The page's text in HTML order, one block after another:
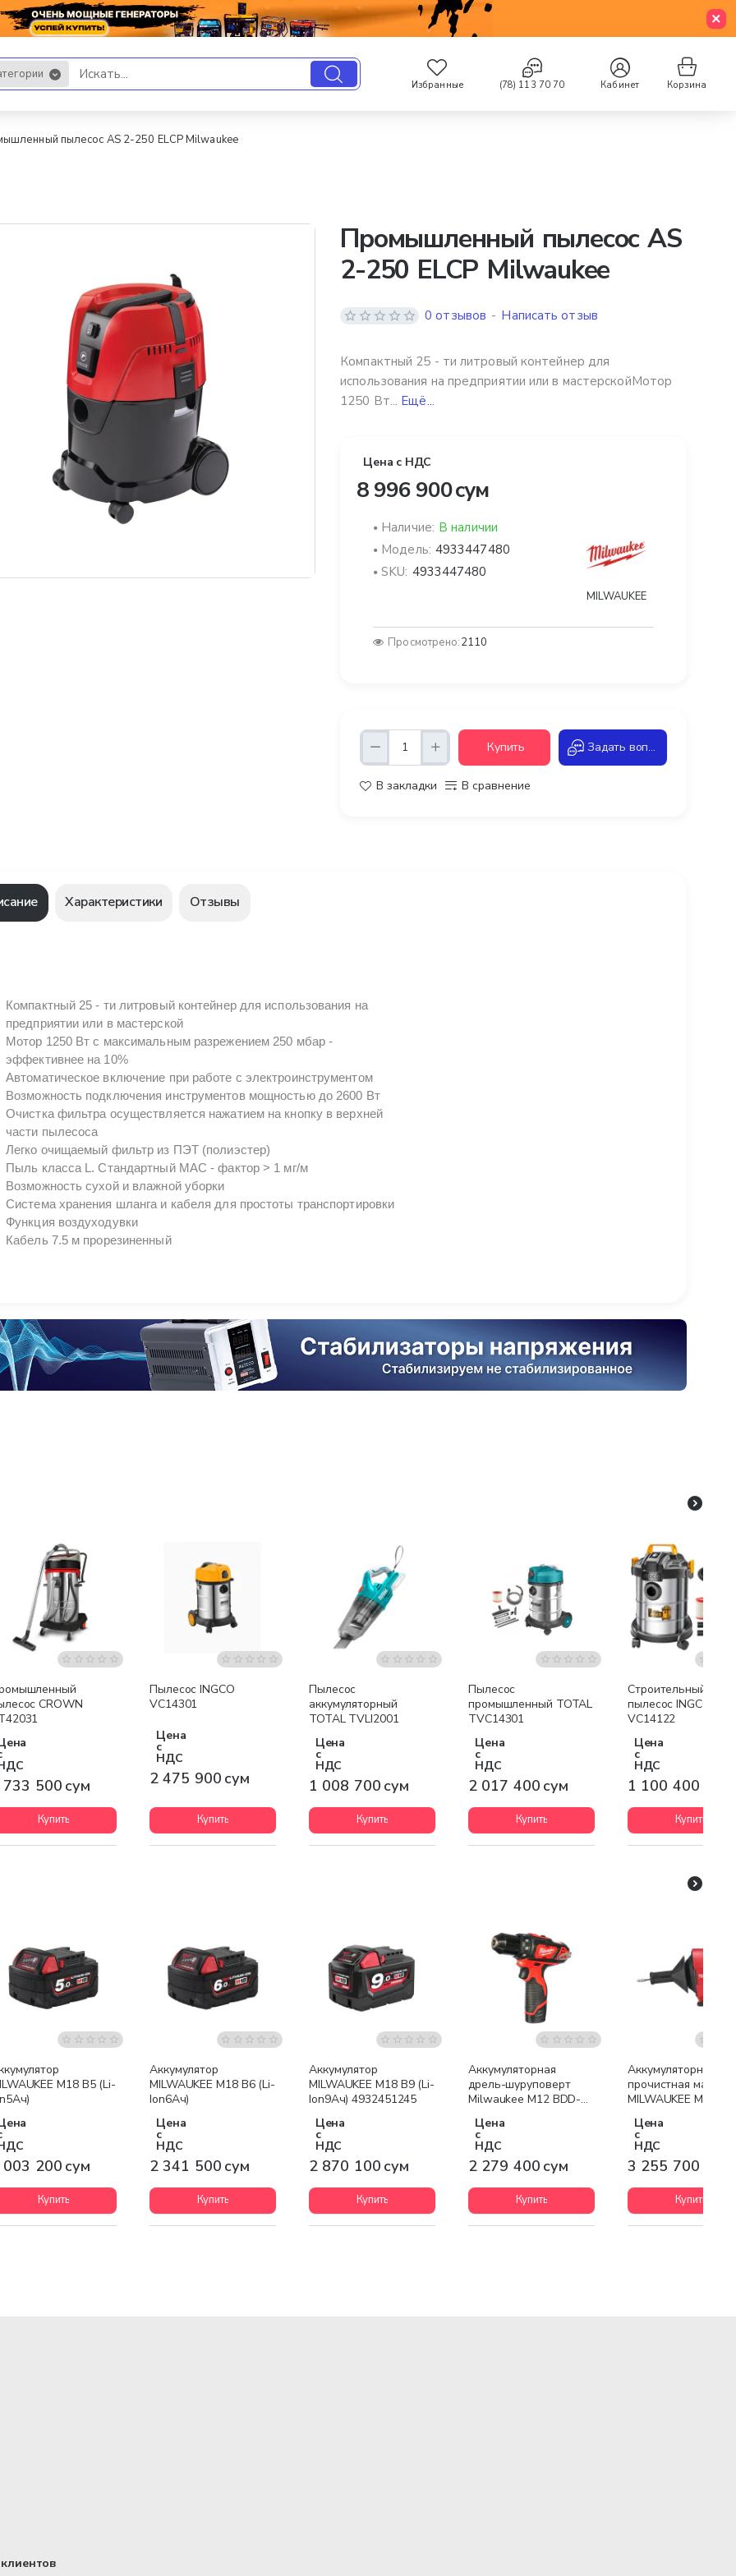
Избранные (78) 113 70 70 Кабинет Корзина
пылесос AS 2-250 ELCP Milwaukee
Промышленный пылесос AS
2-250 ELCP Milwaukee
Компактный 25 - ти литровый контейнер для
использования на предприятии или в мастерскойМотор
1250 Вт... Ещё...
0 отзывов - Написать отзыв
Цена с НДС
8 996 900 сум
Наличие: В наличии
Модель: 4933447480
SKU: 4933447480
MILWAUKEE
Просмотрено:2110
Купить Задать вопрос
В закладки В сравнение
Характеристики Отзывы
Компактный 25 - ти литровый контейнер для использования на
предприятии или в мастерской
Мотор 1250 Вт с максимальным разрежением 250 мбар -
эффективнее на 10%
Автоматическое включение при работе с электроинструментом
Возможность подключения инструментов мощностью до 2600 Вт
Очистка фильтра осуществляется нажатием на кнопку в верхней
части пылесоса
Легко очищаемый фильтр из ПЭТ (полиэстер)
Пыль класса L. Стандартный МАС - фактор > 1 мг/м
Возможность сухой и влажной уборки
Система хранения шланга и кабеля для простоты транспортировки
Функция воздуходувки
Кабель 7.5 м прорезиненный
доставка
CROWN
500 сум
Купить
Бесплатная доставка
Пылесос INGCO
VC14301
Цена
с
НДС
2 475 900 сум
Купить
Пылесос
аккумуляторный
TOTAL TVLI2001
Цена
с
НДС
1 008 700 сум
Купить
Бесплатная доставка
Пылесос
промышленный TOTAL
TVC14301
Цена
с
НДС
2 017 400 сум
Купить
Бесплатная доставка
Строительный
пылесос INGCO
VC14122
Цена
с
НДС
1 100 400 сум
Купить
M18 B5 (Li-
200 сум
Купить
Аккумулятор
MILWAUKEE M18 B6 (Li-
Ion6Ач)
Цена
с
НДС
2 341 500 сум
Купить
Аккумулятор
MILWAUKEE M18 B9 (Li-
Ion9Ач) 4932451245
Цена
с
НДС
2 870 100 сум
Купить
Аккумуляторная
дрель-шуруповерт
Milwaukee M12 BDD-
Цена
с
НДС
2 279 400 сум
Купить
Аккумуляторная
прочистная машина
MILWAUKEE M12
Цена
с
НДС
3 255 700 сум
Купить